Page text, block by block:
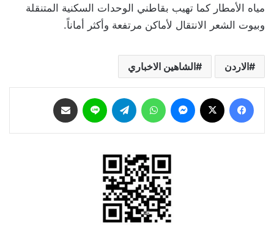
مياه الأمطار كما تهيب بقاطني الوحدات السكنية المتنقلة
وبيوت الشعر الانتقال لأماكن مرتفعة وأكثر أماناً.
الاردن الشاهين الاخباري
فيسبوك ماسنجر واتساب تيلقرام لاين